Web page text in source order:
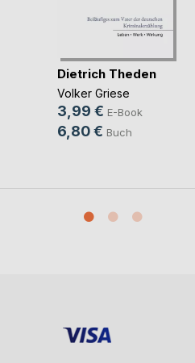
Dietrich Theden
Volker Griese
3,99 € E-Book
6,80 € Buch